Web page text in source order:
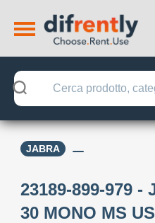
JABRA
23189-899-979 -
30 MONO MS